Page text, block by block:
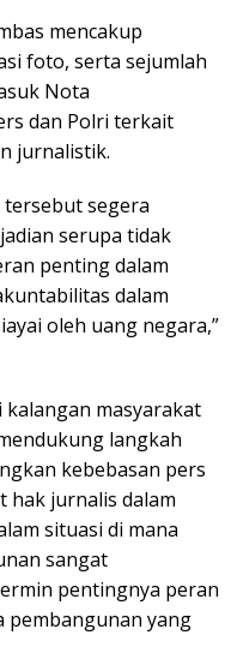
mencakup
foto, serta sejumlah
Nota
dan Polri terkait
jurnalistik.
segera
serupa tidak
penting dalam
dalam
oleh uang negara,”
kalangan masyarakat
langkah
kebebasan pers
hak jurnalis dalam
situasi di mana
sangat
pentingnya peran
pembangunan yang